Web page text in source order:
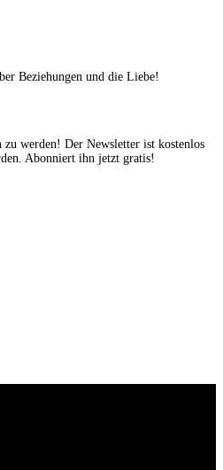
Beziehungen und die Liebe!
werden! Der Newsletter ist kostenlos
Abonniert ihn jetzt gratis!